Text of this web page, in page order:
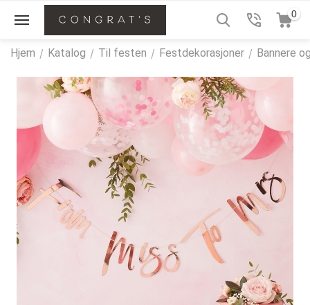
0
Hjem / Katalog / Til festen / Festdekorasjoner / Bannere